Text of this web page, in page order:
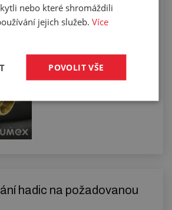
koncovkami pomocí
hadic na požadovanou
nebo které shromáždili
jejich služeb.Více
POVOLIT VŠE